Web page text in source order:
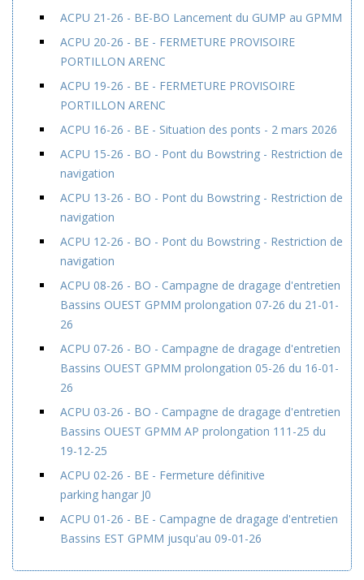
ACPU 21-26 - BE-BO Lancement du GUMP au GPMM
ACPU 20-26 - BE - FERMETURE PROVISOIRE
PORTILLON ARENC
ACPU 19-26 - BE - FERMETURE PROVISOIRE
PORTILLON ARENC
ACPU 16-26 - BE - Situation des ponts - 2 mars 2026
ACPU 15-26 - BO - Pont du Bowstring - Restriction de
navigation
ACPU 13-26 - BO - Pont du Bowstring - Restriction de
navigation
ACPU 12-26 - BO - Pont du Bowstring - Restriction de
navigation
ACPU 08-26 - BO - Campagne de dragage d'entretien
Bassins OUEST GPMM prolongation 07-26 du 21-01-
26
ACPU 07-26 - BO - Campagne de dragage d'entretien
Bassins OUEST GPMM prolongation 05-26 du 16-01-
26
ACPU 03-26 - BO - Campagne de dragage d'entretien
Bassins OUEST GPMM AP prolongation 111-25 du
19-12-25
ACPU 02-26 - BE - Fermeture définitive
parking hangar J0
ACPU 01-26 - BE - Campagne de dragage d'entretien
Bassins EST GPMM jusqu'au 09-01-26